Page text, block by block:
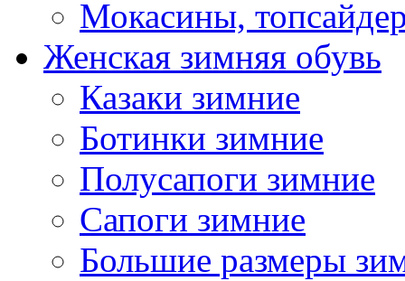
Мокасины,
Женская зимняя обувь
Казаки зимние
Ботинки зимние
Полусапоги зимние
Сапоги зимние
Большие размеры